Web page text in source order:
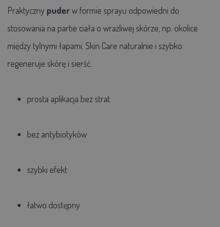
Praktyczny puderw formie sprayu odpowiedni do
stosowania na partie ciała o wrażliwej skórze, np. okolice
między tylnymi łapami. Skin Care naturalnie i szybko
regeneruje skórę i sierść.
prosta aplikacja bez strat
bez antybiotyków
szybki efekt
łatwo dostępny